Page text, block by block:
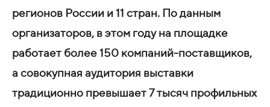
регионов России и 11 стран. По данным
организаторов, в этом году на площадке
работает более 150 компаний-поставщиков,
а совокупная аудитория выставки
традиционно превышает 7 тысяч профильных